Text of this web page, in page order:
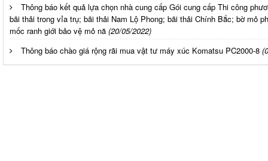
Thông báo kết quả lựa chọn nhà cung cấp Gói cung cấp Thi công
bãi thải trong vỉa trụ; bãi thải Nam Lộ Phong; bãi thải Chính Bắc; bờ mỏ
mốc ranh giới bảo vệ mỏ nă (20/05/2022)
Thông báo chào giá rộng rãi mua vật tư máy xúc Komatsu PC2000-8